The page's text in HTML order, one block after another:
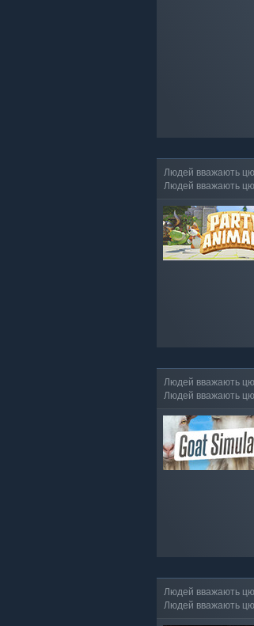
Людей вважають
Людей вважають
Людей вважають
Людей вважають
Людей вважають
Людей вважають